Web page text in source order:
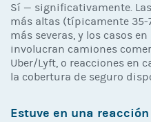
Sí — significativamente.
más altas (típicamente
más severas, y los casos
involucran camiones
Uber/Lyft, o reacciones en
la cobertura de seguro
Estuve en una